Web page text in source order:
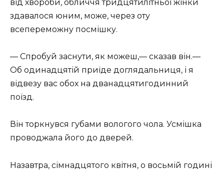
від хвороби, обличчя тридцятилітньої жінки
здавалося юним, може, через оту
всепереможну посмішку.
— Спробуй заснути, як можеш,— сказав він.—
Об одинадцятій приїде доглядальниця, і я
відвезу вас обох на дванадцятигодинний
поїзд.
Він торкнувся губами вологого чола. Усмішка
проводжала його до дверей.
Назавтра, сімнадцятого квітня, о восьмій годині